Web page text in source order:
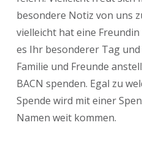
besondere Notiz von uns
vielleicht hat eine
es Ihr besonderer Tag
Familie und Freunde
BACN spenden. Egal zu
Spende wird mit einer
Namen weit kommen.